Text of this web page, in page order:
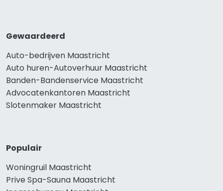
Gewaardeerd
Auto-bedrijven Maastricht
Auto huren-Autoverhuur Maastricht
Banden-Bandenservice Maastricht
Advocatenkantoren Maastricht
Slotenmaker Maastricht
Populair
Woningruil Maastricht
Prive Spa-Sauna Maastricht